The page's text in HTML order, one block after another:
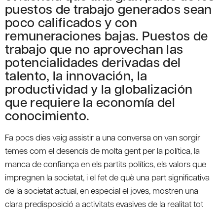
puestos de trabajo generados sean
poco calificados y con
remuneraciones bajas. Puestos de
trabajo que no aprovechan las
potencialidades derivadas del
talento, la innovación, la
productividad y la globalización
que requiere la economía del
conocimiento.
Fa pocs dies vaig assistir a una conversa on van sorgir
temes com el desencís de molta gent per la política, la
manca de confiança en els partits polítics, els valors que
impregnen la societat, i el fet de què una part significativa
de la societat actual, en especial el joves, mostren una
clara predisposició a activitats evasives de la realitat tot